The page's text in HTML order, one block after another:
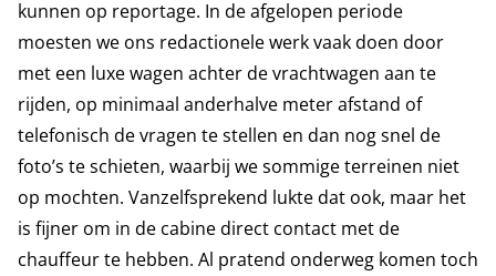
kunnen op reportage. In de afgelopen periode
moesten we ons redactionele werk vaak doen door
met een luxe wagen achter de vrachtwagen aan te
rijden, op minimaal anderhalve meter afstand of
telefonisch de vragen te stellen en dan nog snel de
foto’s te schieten, waarbij we sommige terreinen niet
op mochten. Vanzelfsprekend lukte dat ook, maar het
is fijner om in de cabine direct contact met de
chauffeur te hebben. Al pratend onderweg komen toch